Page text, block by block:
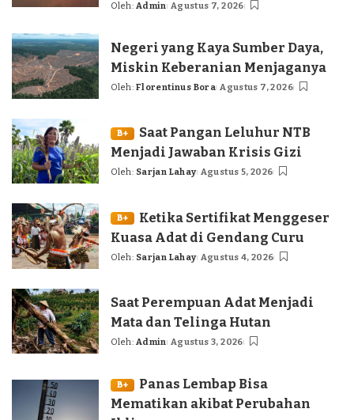
Posted
Oleh: Admin Agustus 7, 2026
Negeri yang Kaya Sumber Daya,
Miskin Keberanian Menjaganya
Posted
Oleh: Florentinus Bora Agustus 7, 2026
B+
Saat Pangan Leluhur NTB
Menjadi Jawaban Krisis Gizi
Posted
Oleh: Sarjan Lahay Agustus 5, 2026
B+
Ketika Sertifikat Menggeser
Kuasa Adat di Gendang Curu
Posted
Oleh: Sarjan Lahay Agustus 4, 2026
Saat Perempuan Adat Menjadi
Mata dan Telinga Hutan
Posted
Oleh: Admin Agustus 3, 2026
B+
Panas Lembap Bisa
Mematikan akibat Perubahan